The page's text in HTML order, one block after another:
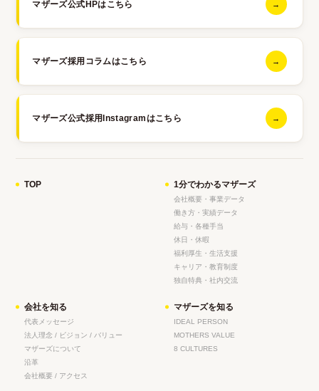
マザーズ公式HPはこちら →
マザーズ採用コラムはこちら →
マザーズ公式採用Instagramはこちら →
TOP 1分でわかるマザーズ
会社概要・事業データ
働き方・実績データ
給与・各種手当
休日・休暇
福利厚生・生活支援
キャリア・教育制度
独自特典・社内交流
会社を知る
代表メッセージ
法人理念 / ビジョン / バリュー
マザーズについて
沿革
会社概要 / アクセス
マザーズを知る
IDEAL PERSON
MOTHERS VALUE
8 CULTURES